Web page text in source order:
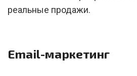
реальные продажи.
Email-маркетинг